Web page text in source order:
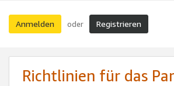
Anmelden oder Registrieren
Richtlinien für das